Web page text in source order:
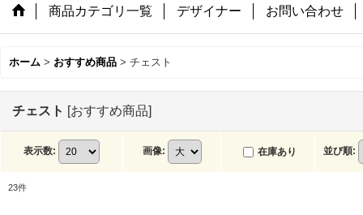
商品カテゴリ一覧 デザイナー お問い合わせ
ホーム > おすすめ商品 > チェスト
チェスト [おすすめ商品]
表示数: 画像: 在庫あり 並び順:
23件